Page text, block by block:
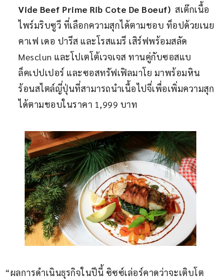
Vide Beef Prime Rib Cote De Boeuf) สเต๊กเนื้อ
ไพร์มริบซูวี ที่เลือกความสุกได้ตามชอบ ท็อปด้วยเนย
คาเฟ เดอ ปารีส และโรสแมรี เสิร์ฟพร้อมสลัด
Mesclun และโปเตโต้เวจเจส ทานคู่กับซอสแบ
ล็คเปปเปอร์ และซอสทรัฟเฟิลมาโย มาพร้อมหิน
ร้อนสไตล์ญี่ปุ่นที่สามารถนำเนื้อไปจี่เพื่อเพิ่มความสุก
ได้ตามชอบในราคา 1,999 บาท
“ผลการดำเนินธุรกิจในปีนี้ ซิซซ์เล่อร์คาดว่าจะเติบโต